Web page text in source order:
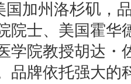
国加州洛杉矶，
院士、美国霍华
学院教授胡达・
品牌依托强大的